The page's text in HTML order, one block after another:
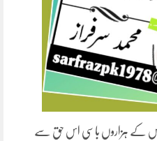
کے ہزاروں باسی اس حق سے